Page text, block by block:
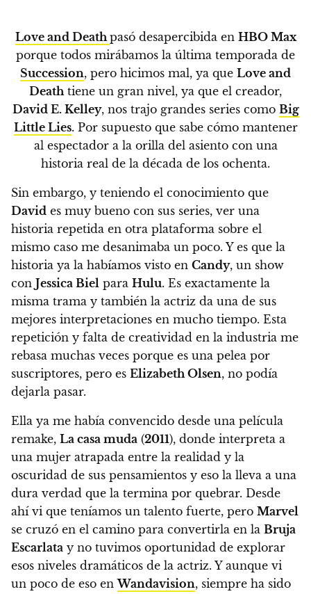
Love and Deathpasó desapercibida en HBO Max
porque todos mirábamos la última temporada de
Succession, pero hicimos mal, ya que Love and
Deathtiene un gran nivel, ya que el creador,
David E. Kelley, nos trajo grandes series como Big
Little Lies. Por supuesto que sabe cómo mantener
al espectador a la orilla del asiento con una
historia real de la década de los ochenta.
Sin embargo, y teniendo el conocimiento que
David es muy bueno con sus series, ver una
historia repetida en otra plataforma sobre el
mismo caso me desanimaba un poco. Y es que la
historia ya la habíamos visto en Candy, un show
con Jessica Biel para Hulu. Es exactamente la
misma trama y también la actriz da una de sus
mejores interpretaciones en mucho tiempo. Esta
repetición y falta de creatividad en la industria me
rebasa muchas veces porque es una pelea por
suscriptores, pero es Elizabeth Olsen, no podía
dejarla pasar.
Ella ya me había convencido desde una película
remake, La casa muda (2011), donde interpreta a
una mujer atrapada entre la realidad y la
oscuridad de sus pensamientos y eso la lleva a una
dura verdad que la termina por quebrar. Desde
ahí vi que teníamos un talento fuerte, pero Marvel
se cruzó en el camino para convertirla en la Bruja
Escarlata y no tuvimos oportunidad de explorar
esos niveles dramáticos de la actriz. Y aunque vi
un poco de eso enWandavision, siempre ha sido